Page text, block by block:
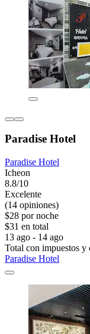
Paradise Hotel
Paradise Hotel
Icheon
8.8/10
Excelente
(14 opiniones)
$28 por noche
$31 en total
13 ago - 14 ago
Total con impuestos y
Paradise Hotel